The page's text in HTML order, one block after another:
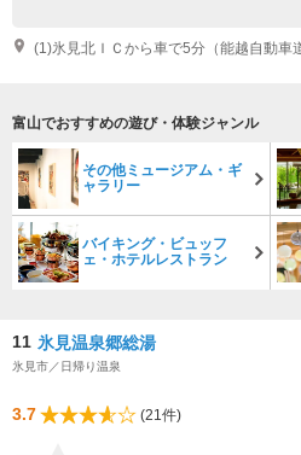
富山でおすすめの遊び・体験ジャンル
その他ミュージアム・ギ
ャラリー
バイキング・ビュッフ
ェ・ホテルレストラン
11 氷見温泉郷総湯
氷見市／日帰り温泉
3.7 (21件)